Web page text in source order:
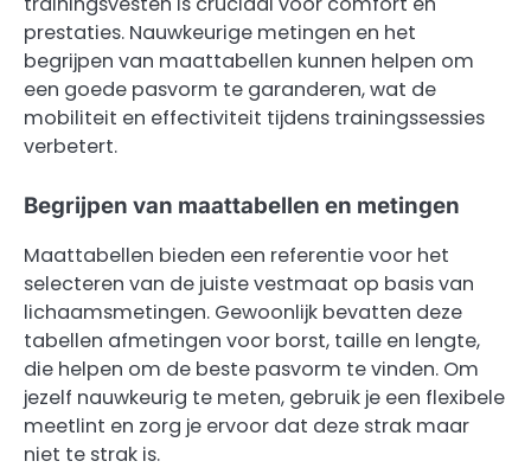
prestaties. Nauwkeurige metingen en het
begrijpen van maattabellen kunnen helpen om
een goede pasvorm te garanderen, wat de
mobiliteit en effectiviteit tijdens trainingssessies
verbetert.
Begrijpen van maattabellen en metingen
Maattabellen bieden een referentie voor het
selecteren van de juiste vestmaat op basis van
lichaamsmetingen. Gewoonlijk bevatten deze
tabellen afmetingen voor borst, taille en lengte,
die helpen om de beste pasvorm te vinden. Om
jezelf nauwkeurig te meten, gebruik je een flexibele
meetlint en zorg je ervoor dat deze strak maar
niet te strak is.